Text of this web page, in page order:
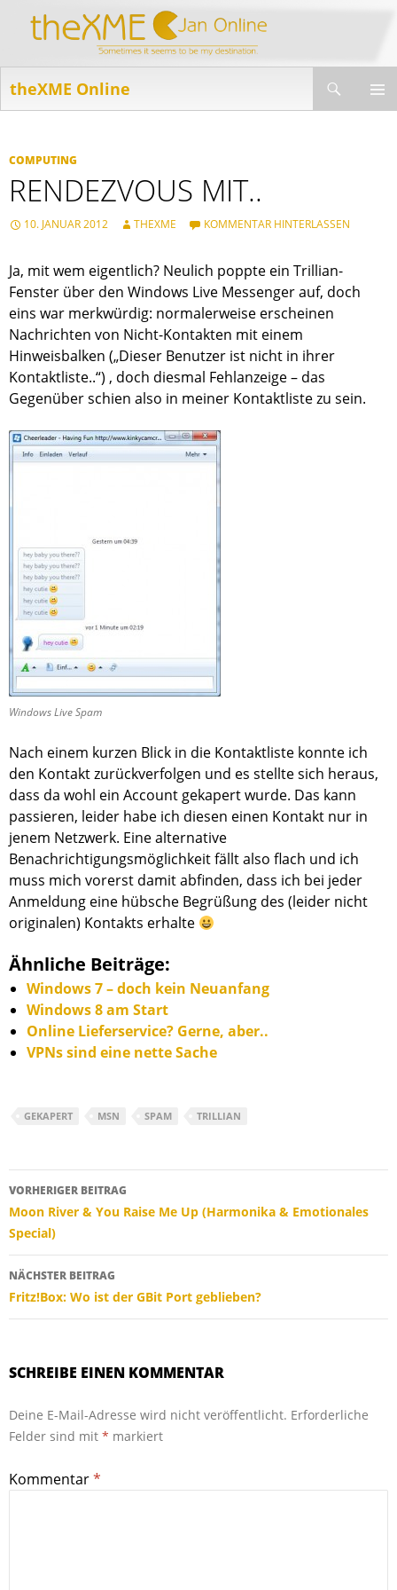
theXME Online
COMPUTING
RENDEZVOUS MIT..
10. JANUAR 2012 THEXME KOMMENTAR HINTERLASSEN
Ja, mit wem eigentlich? Neulich poppte ein Trillian-
Fenster über den Windows Live Messenger auf, doch
eins war merkwürdig: normalerweise erscheinen
Nachrichten von Nicht-Kontakten mit einem
Hinweisbalken („Dieser Benutzer ist nicht in ihrer
Kontaktliste..“) , doch diesmal Fehlanzeige – das
Gegenüber schien also in meiner Kontaktliste zu sein.
Windows Live Spam
Nach einem kurzen Blick in die Kontaktliste konnte ich
den Kontakt zurückverfolgen und es stellte sich heraus,
dass da wohl ein Account gekapert wurde. Das kann
passieren, leider habe ich diesen einen Kontakt nur in
jenem Netzwerk. Eine alternative
Benachrichtigungsmöglichkeit fällt also flach und ich
muss mich vorerst damit abfinden, dass ich bei jeder
Anmeldung eine hübsche Begrüßung des (leider nicht
originalen) Kontakts erhalte
Ähnliche Beiträge:
Windows 7 – doch kein Neuanfang
Windows 8 am Start
Online Lieferservice? Gerne, aber..
VPNs sind eine nette Sache
GEKAPERT MSN SPAM TRILLIAN
Beitragsnavigation
VORHERIGER BEITRAG
Moon River & You Raise Me Up (Harmonika & Emotionales
Special)
NÄCHSTER BEITRAG
Fritz!Box: Wo ist der GBit Port geblieben?
SCHREIBE EINEN KOMMENTAR
Deine E-Mail-Adresse wird nicht veröffentlicht. Erforderliche
Felder sind mit * markiert
Kommentar*